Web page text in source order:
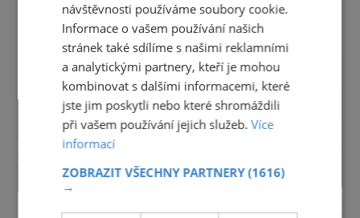
návštěvnosti používáme soubory cookie.
Informace o vašem používání našich
stránek také sdílíme s našimi reklamními
a analytickými partnery, kteří je mohou
kombinovat s dalšími informacemi, které
jste jim poskytli nebo které shromáždili
při vašem používání jejich služeb.Více
informací
ZOBRAZIT VŠECHNY PARTNERY(1616)
→